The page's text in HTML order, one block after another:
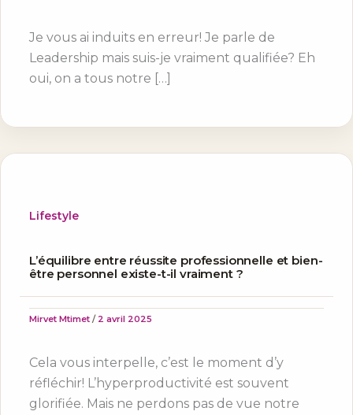
Je vous ai induits en erreur! Je parle de
Leadership mais suis-je vraiment qualifiée? Eh
oui, on a tous notre […]
Lifestyle
L’équilibre entre réussite professionnelle et bien-
être personnel existe-t-il vraiment ?
Mirvet Mtimet / 2 avril 2025
Cela vous interpelle, c’est le moment d’y
réfléchir! L’hyperproductivité est souvent
glorifiée. Mais ne perdons pas de vue notre